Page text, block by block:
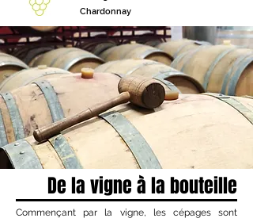
Chardonnay
De la vigne à la bouteille
Commençant par la vigne, les cépages sont